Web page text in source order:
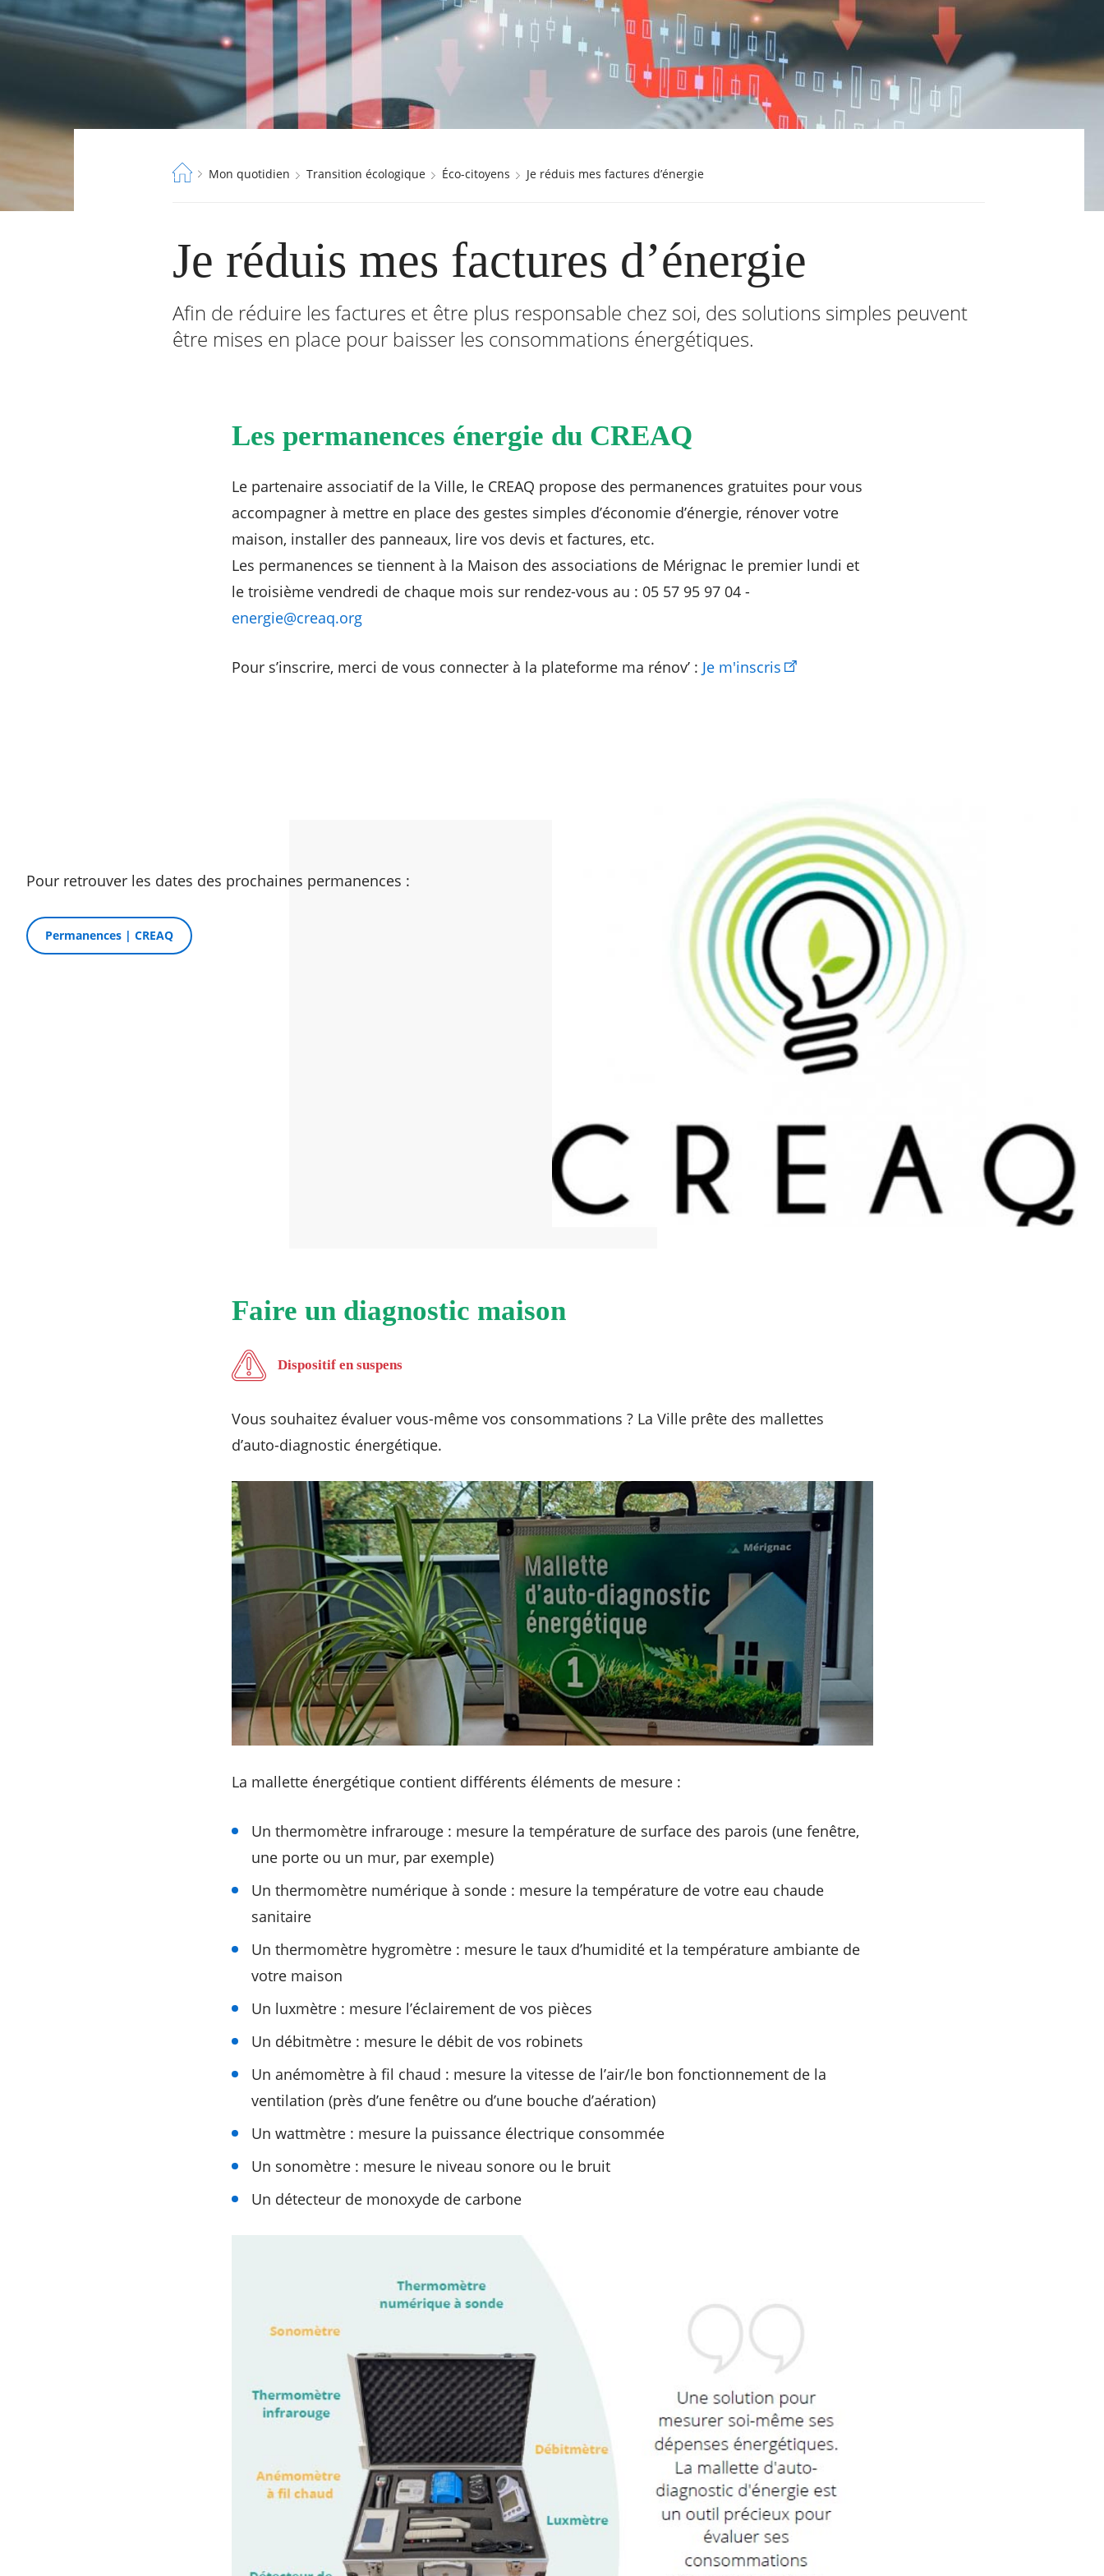
Fil
Mon quotidien Transition écologique Éco-citoyens Je réduis mes factures d’énergie
Je réduis mes factures d’énergie
Afin de réduire les factures et être plus responsable chez soi, des solutions simples peuvent
être mises en place pour baisser les consommations énergétiques.
Les permanences énergie du CREAQ
Le partenaire associatif de la Ville, le CREAQ propose des permanences gratuites pour vous
accompagner à mettre en place des gestes simples d’économie d’énergie, rénover votre
maison, installer des panneaux, lire vos devis et factures, etc.
Les permanences se tiennent à la Maison des associations de Mérignac le premier lundi et
le troisième vendredi de chaque mois sur rendez-vous au : 05 57 95 97 04 -
energie@creaq.org
Pour s’inscrire, merci de vous connecter à la plateforme ma rénov’ : Je m'inscris
Pour retrouver les dates des prochaines permanences :
Permanences | CREAQ
Faire un diagnostic maison
Dispositif en suspens
Vous souhaitez évaluer vous-même vos consommations ? La Ville prête des mallettes
d’auto-diagnostic énergétique.
La mallette énergétique contient différents éléments de mesure :
Un thermomètre infrarouge : mesure la température de surface des parois (une fenêtre,
une porte ou un mur, par exemple)
Un thermomètre numérique à sonde : mesure la température de votre eau chaude
sanitaire
Un thermomètre hygromètre : mesure le taux d’humidité et la température ambiante de
votre maison
Un luxmètre : mesure l’éclairement de vos pièces
Un débitmètre : mesure le débit de vos robinets
Un anémomètre à fil chaud : mesure la vitesse de l’air/le bon fonctionnement de la
ventilation (près d’une fenêtre ou d’une bouche d’aération)
Un wattmètre : mesure la puissance électrique consommée
Un sonomètre : mesure le niveau sonore ou le bruit
Un détecteur de monoxyde de carbone